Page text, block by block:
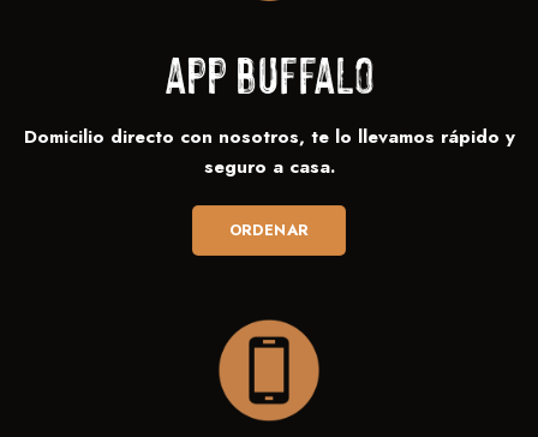
app buffalo
Domicilio directo con nosotros, te lo llevamos rápido y
seguro a casa.
ORDENAR